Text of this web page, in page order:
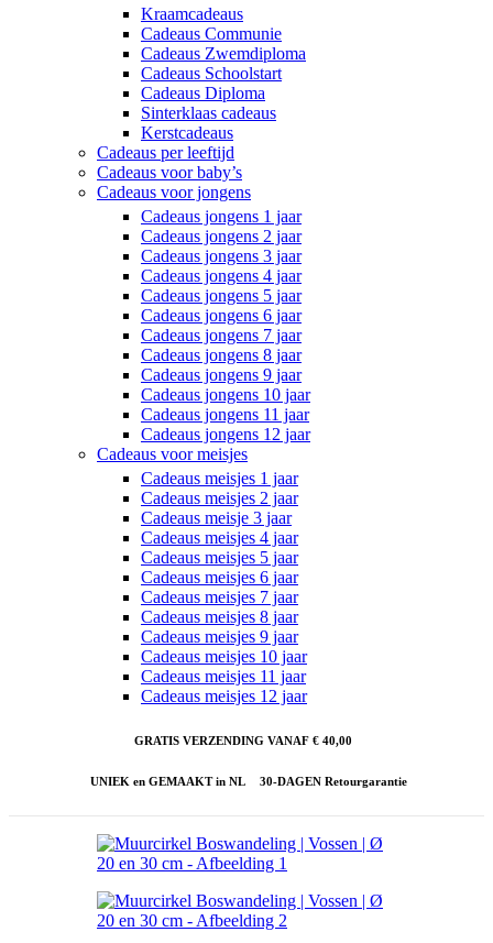
Kraamcadeaus
Cadeaus Communie
Cadeaus Zwemdiploma
Cadeaus Schoolstart
Cadeaus Diploma
Sinterklaas cadeaus
Kerstcadeaus
Cadeaus per leeftijd
Cadeaus voor baby’s
Cadeaus voor jongens
Cadeaus jongens 1 jaar
Cadeaus jongens 2 jaar
Cadeaus jongens 3 jaar
Cadeaus jongens 4 jaar
Cadeaus jongens 5 jaar
Cadeaus jongens 6 jaar
Cadeaus jongens 7 jaar
Cadeaus jongens 8 jaar
Cadeaus jongens 9 jaar
Cadeaus jongens 10 jaar
Cadeaus jongens 11 jaar
Cadeaus jongens 12 jaar
Cadeaus voor meisjes
Cadeaus meisjes 1 jaar
Cadeaus meisjes 2 jaar
Cadeaus meisje 3 jaar
Cadeaus meisjes 4 jaar
Cadeaus meisjes 5 jaar
Cadeaus meisjes 6 jaar
Cadeaus meisjes 7 jaar
Cadeaus meisjes 8 jaar
Cadeaus meisjes 9 jaar
Cadeaus meisjes 10 jaar
Cadeaus meisjes 11 jaar
Cadeaus meisjes 12 jaar
GRATIS VERZENDING VANAF € 40,00
UNIEK en GEMAAKT in NL 30-DAGEN Retourgarantie